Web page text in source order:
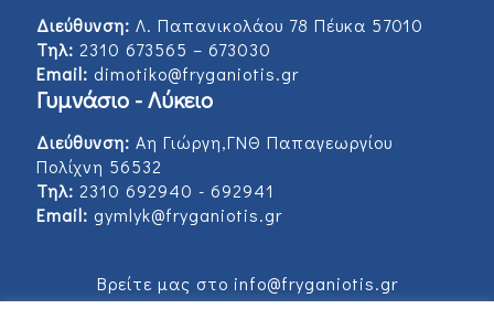
Διεύθυνση: Λ. Παπανικολάου 78 Πέυκα 57010
Τηλ: 2310 673565 – 673030
Email: dimotiko@fryganiotis.gr
Γυμνάσιο - Λύκειο
Διεύθυνση: Αη Γιώργη,ΓΝΘ Παπαγεωργίου
Πολίχνη 56532
Τηλ: 2310 692940 - 692941
Email: gymlyk@fryganiotis.gr
Βρείτε μας στο info@fryganiotis.gr